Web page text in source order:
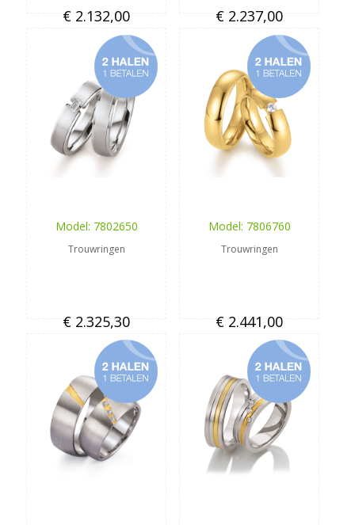
€ 2.132,00 € 2.237,00
Model: 7802650
Trouwringen
€ 2.325,30
Model: 7806760
Trouwringen
€ 2.441,00